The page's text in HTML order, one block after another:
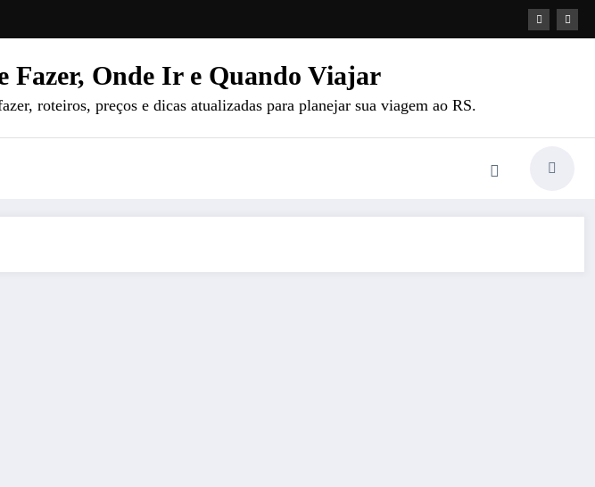
Fazer, Onde Ir e Quando Viajar
roteiros, preços e dicas atualizadas para planejar sua viagem ao RS.